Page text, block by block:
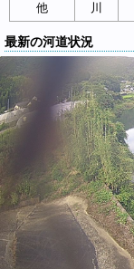
他
川
最新の河道状況